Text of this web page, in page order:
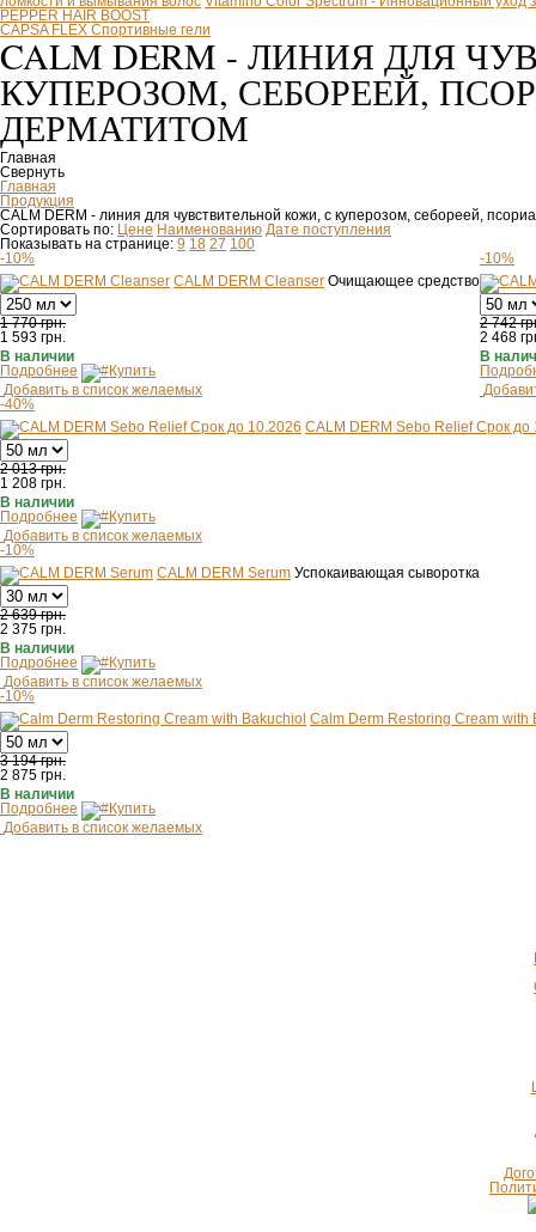
PEPPER HAIR BOOST
CAPSA FLEX Спортивные гели
CALM DERM - ЛИНИЯ ДЛЯ
КУПЕРОЗОМ, СЕБОРЕЕЙ,
ДЕРМАТИТОМ
Главная
Свернуть
Главная
Продукция
CALM DERM - линия для чувствительной кожи, с куперозом, себореей,
Сортировать по: Цене Наименованию Дате поступления
Показывать на странице: 9 18 27 100
-10%
CALM DERM Cleanser Очищающее средство
1 770 грн.
1 593 грн.
В наличии
Подробнее
Купить
Добавить в список желаемых
-10%
2 742
2 468
В
-40%
CALM DERM Sebo Relief Срок до
2 013 грн.
1 208 грн.
В наличии
Подробнее
Купить
Добавить в список желаемых
-10%
CALM DERM Serum Успокаивающая сыворотка
2 639 грн.
2 375 грн.
В наличии
Подробнее
Купить
Добавить в список желаемых
-10%
Calm Derm Restoring Cream with
3 194 грн.
2 875 грн.
В наличии
Подробнее
Купить
Добавить в список желаемых